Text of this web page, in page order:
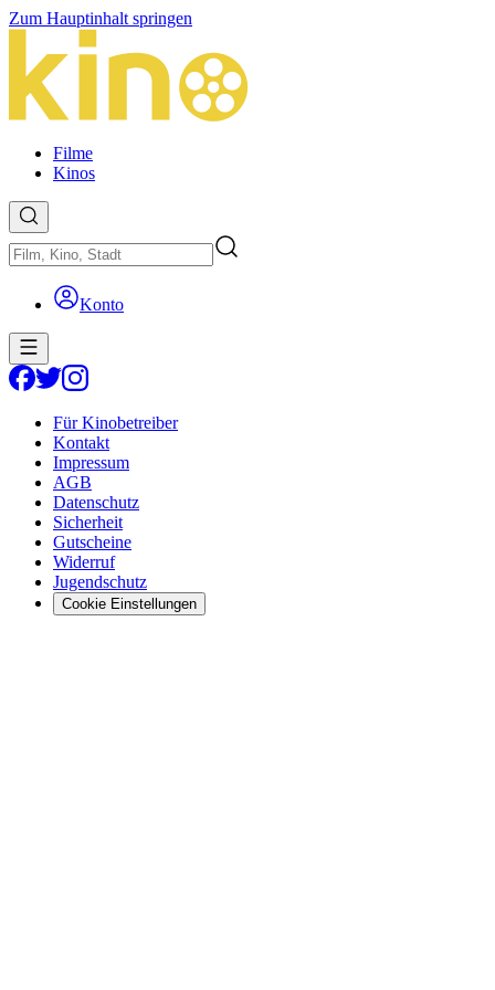
Zum Hauptinhalt springen
Filme
Kinos
Konto
Für Kinobetreiber
Kontakt
Impressum
AGB
Datenschutz
Sicherheit
Gutscheine
Widerruf
Jugendschutz
Cookie Einstellungen